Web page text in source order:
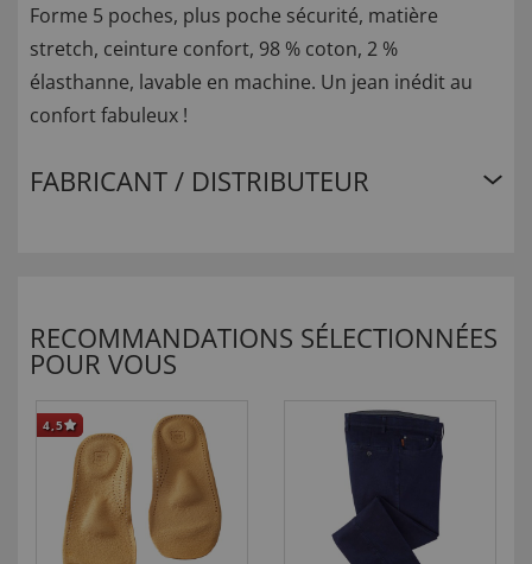
Forme 5 poches, plus poche sécurité, matière
stretch, ceinture confort, 98 % coton, 2 %
élasthanne, lavable en machine. Un jean inédit au
confort fabuleux !
FABRICANT / DISTRIBUTEUR
RECOMMANDATIONS SÉLECTIONNÉES
POUR VOUS
4,5